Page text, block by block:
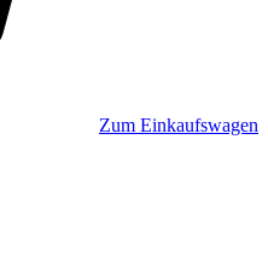
Zum Einkaufswagen